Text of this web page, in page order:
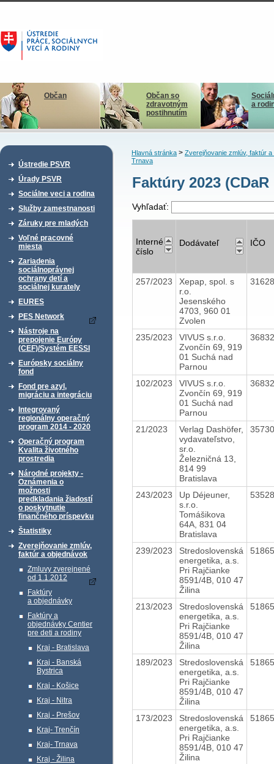
Občan
Občan so
zdravotným
postihnutím
a
Ústredie PSVR
Úrady PSVR
Sociálne veci a rodina
Služby zamestnanosti
Záruky pre mladých
Voľné pracovné
miesta
Zariadenia
sociálnoprávnej
ochrany detí a
sociálnej kurately
EURES
PES Network
Nástroje na
prepojenie Európy
(CEF)/Systém EESSI
Európsky sociálny
fond
Fond pre azyl,
migráciu a integráciu
Integrovaný
regionálny operačný
program 2014 - 2020
Operačný program
Kvalita životného
prostredia
Národné projekty -
Oznámenia o
možnosti
predkladania žiadostí
o poskytnutie
finančného príspevku
Štatistiky
Zverejňovanie zmlúv,
faktúr a objednávok
Zmluvy zverejnené
od 1.1.2012
Faktúry
a objednávky
Faktúry a
objednávky Centier
pre deti a rodiny
Kraj - Bratislava
Kraj - Banská
Bystrica
Kraj - Košice
Kraj - Nitra
Kraj - Prešov
Kraj- Trenčín
Kraj- Trnava
Kraj - Žilina
Hlavná stránka> Zverejňovanie zmlúv, faktúr a
Trnava
Faktúry 2023
Vyhľadať:
Interné
číslo
Dodávateľ IČO
257/2023
Xepap, spol. s
r.o.
Jesenského
4703, 960 01
Zvolen
235/2023
VIVUS s.r.o.
Zvončín 69, 919
01 Suchá nad
Parnou
102/2023
VIVUS s.r.o.
Zvončín 69, 919
01 Suchá nad
Parnou
21/2023
Verlag Dashöfer,
vydavateľstvo,
sr.o.
Železničná 13,
814 99
Bratislava
243/2023
Up Déjeuner,
s.r.o.
Tomášikova
64A, 831 04
Bratislava
239/2023
Stredoslovenská
energetika, a.s.
Pri Rajčianke
8591/4B, 010 47
Žilina
213/2023
Stredoslovenská
energetika, a.s.
Pri Rajčianke
8591/4B, 010 47
Žilina
189/2023
Stredoslovenská
energetika, a.s.
Pri Rajčianke
8591/4B, 010 47
Žilina
173/2023
Stredoslovenská
energetika, a.s.
Pri Rajčianke
8591/4B, 010 47
Žilina